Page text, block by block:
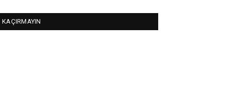
KAÇIRMAYIN